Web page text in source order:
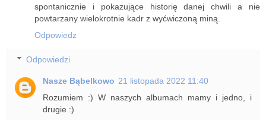
spontanicznie i pokazujące historię danej chwili a nie
powtarzany wielokrotnie kadr z wyćwiczoną miną.
Odpowiedz
Odpowiedzi
Nasze Bąbelkowo 21 listopada 2022 11:40
Rozumiem :) W naszych albumach mamy i jedno, i
drugie :)